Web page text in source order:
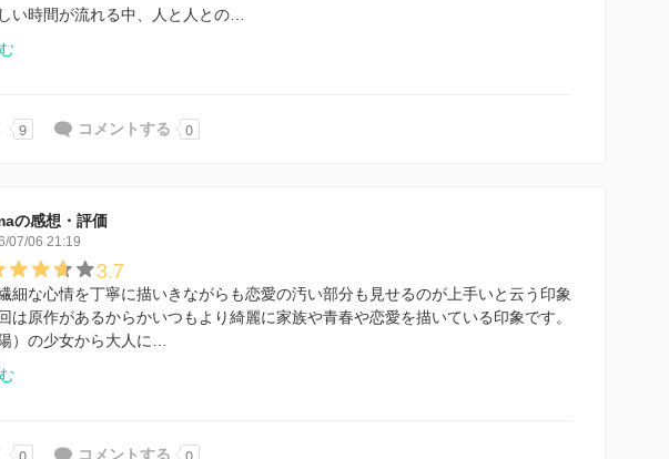
い時間が流れる中、人と人との…
9 コメントする 0
の感想・評価
07/06 21:19
3.7
細な心情を丁寧に描いきながらも恋愛の汚い部分も見せるのが上手いと云う印象
は原作があるからかいつもより綺麗に家族や青春や恋愛を描いている印象です。
）の少女から大人に…
コメントする